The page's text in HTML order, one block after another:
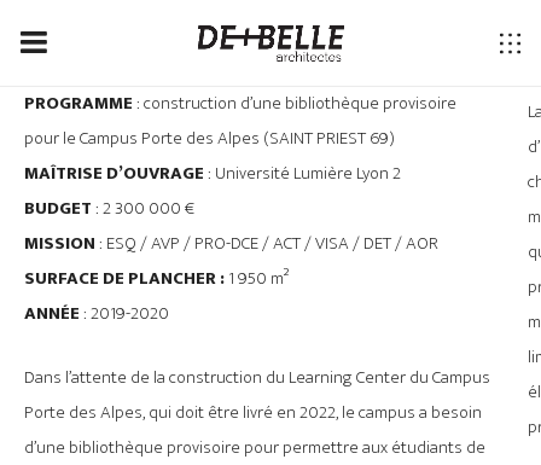
PROGRAMME: construction d’une bibliothèque provisoire
pour le Campus Porte des Alpes (SAINT PRIEST 69)
MAÎTRISE D’OUVRAGE: Université Lumière Lyon 2
BUDGET: 2 300 000 €
MISSION: ESQ / AVP / PRO-DCE / ACT / VISA / DET / AOR
SURFACE DE PLANCHER :1 950 m²
ANNÉE: 2019-2020
Dans l’attente de la construction du Learning Center du Campus
Porte des Alpes, qui doit être livré en 2022, le campus a besoin
d’une bibliothèque provisoire pour permettre aux étudiants de